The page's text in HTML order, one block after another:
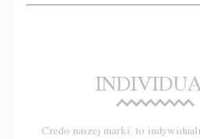
Credo naszej marki to